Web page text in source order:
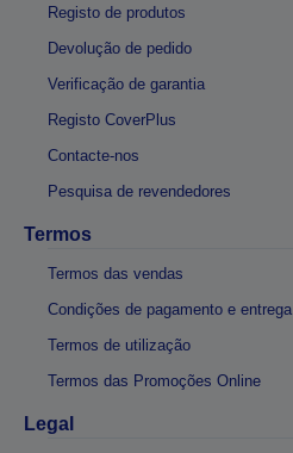
Registo de produtos
Devolução de pedido
Verificação de garantia
Registo CoverPlus
Contacte-nos
Pesquisa de revendedores
Termos
Termos das vendas
Condições de pagamento e entrega
Termos de utilização
Termos das Promoções Online
Legal